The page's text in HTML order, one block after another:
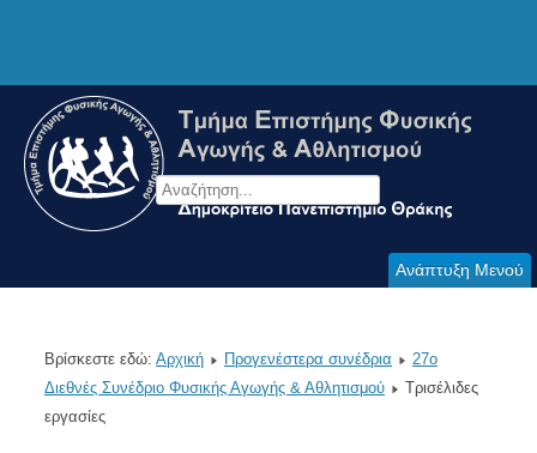
Ανάπτυξη Μενού
Βρίσκεστε εδώ: Αρχική Προγενέστερα συνέδρια
27o
Διεθνές Συνέδριο Φυσικής Αγωγής & Αθλητισμού
Τρισέλιδες
εργασίες